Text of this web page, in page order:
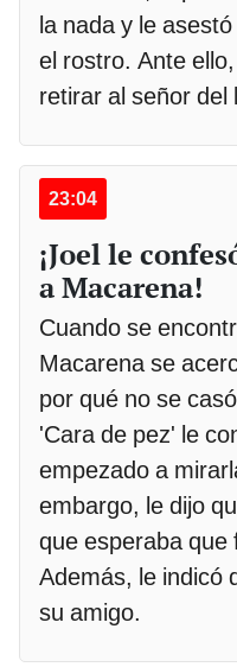
la nada y le
el rostro. Ante
retirar al señor del
23:04
¡Joel le
a Macarena!
Cuando se
Macarena se
por qué no se
'Cara de pez' le
empezado a
embargo, le dijo
que esperaba que
Además, le indicó
su amigo.